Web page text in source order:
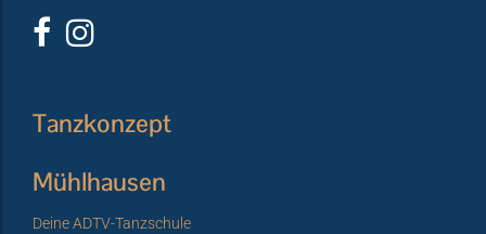
Tanzkonzept
Mühlhausen
Deine ADTV-Tanzschule